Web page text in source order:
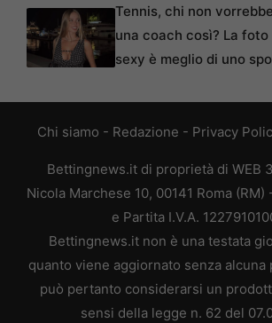
Tennis, chi non vorrebbe
una coach così? La foto
sexy è meglio di uno
Chi siamo - Redazione - Privacy
Bettingnews.it di proprietà di WEB
Nicola Marchese 10, 00141 Roma
e Partita I.V.A.
Bettingnews.it non è una testata
quanto viene aggiornato senza alcuna
può pertanto considerarsi un
sensi della legge n. 62 del